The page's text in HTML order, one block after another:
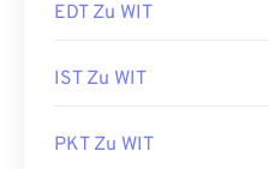
EDT Zu WIT
IST Zu WIT
PKT Zu WIT